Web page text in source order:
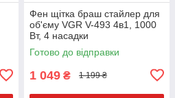
Фен щітка браш стайлер для
об'єму VGR V-493 4в1, 1000
Вт, 4 насадки
Готово до відправки
1 049 ₴ 1 199 ₴